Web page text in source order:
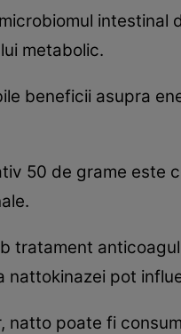
metabolic.
beneficii asupra
50 de grame este
tratament
nattokinazei pot
natto poate fi